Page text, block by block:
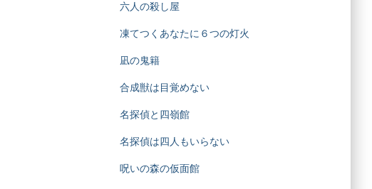
六人の殺し屋
凍てつくあなたに６つの灯火
凪の鬼籍
合成獣は目覚めない
名探偵と四嶺館
名探偵は四人もいらない
呪いの森の仮面館